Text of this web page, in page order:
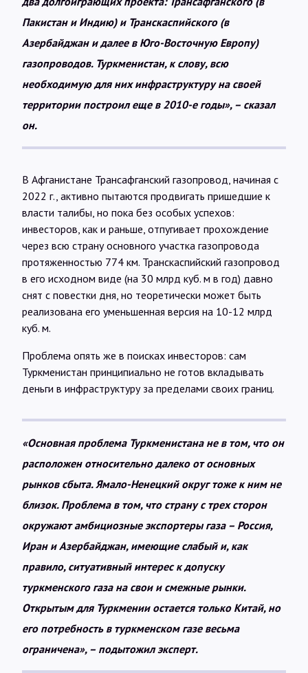
Пакистан и Индию) и Транскаспийского (в
Азербайджан и далее в Юго-Восточную Европу)
газопроводов. Туркменистан, к слову, всю
необходимую для них инфраструктуру на своей
территории построил еще в 2010-е годы», – сказал
он.
В Афганистане Трансафганский газопровод, начиная с
2022 г., активно пытаются продвигать пришедшие к
власти талибы, но пока без особых успехов:
инвесторов, как и раньше, отпугивает прохождение
через всю страну основного участка газопровода
протяженностью 774 км. Транскаспийский газопровод
в его исходном виде (на 30 млрд куб. м в год) давно
снят с повестки дня, но теоретически может быть
реализована его уменьшенная версия на 10-12 млрд
куб. м.
Проблема опять же в поисках инвесторов: сам
Туркменистан принципиально не готов вкладывать
деньги в инфраструктуру за пределами своих границ.
«Основная проблема Туркменистана не в том, что он
расположен относительно далеко от основных
рынков сбыта. Ямало-Ненецкий округ тоже к ним не
близок. Проблема в том, что страну с трех сторон
окружают амбициозные экспортеры газа – Россия,
Иран и Азербайджан, имеющие слабый и, как
правило, ситуативный интерес к допуску
туркменского газа на свои и смежные рынки.
Открытым для Туркмении остается только Китай, но
его потребность в туркменском газе весьма
ограничена», – подытожил эксперт.